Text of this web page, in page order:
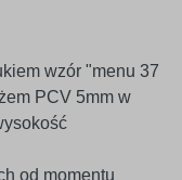
wzór "menu 37
PCV 5mm w
od momentu